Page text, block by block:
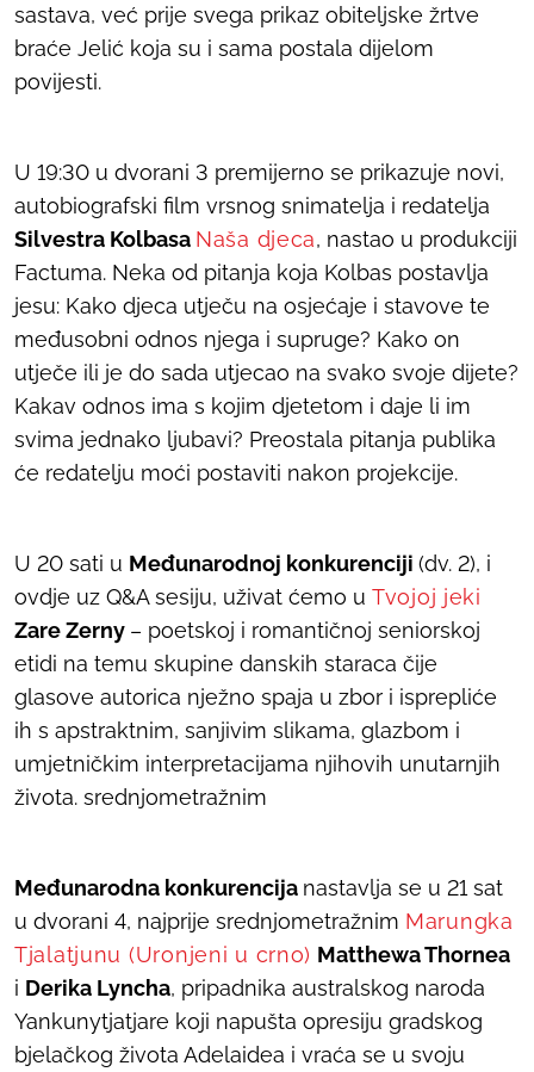
sastava, već prije svega prikaz obiteljske žrtve
braće Jelić koja su i sama postala dijelom
povijesti.
U 19:30 u dvorani 3 premijerno se prikazuje novi,
autobiografski film vrsnog snimatelja i redatelja
Silvestra Kolbasa Naša djeca, nastao u produkciji
Factuma. Neka od pitanja koja Kolbas postavlja
jesu: Kako djeca utječu na osjećaje i stavove te
međusobni odnos njega i supruge? Kako on
utječe ili je do sada utjecao na svako svoje dijete?
Kakav odnos ima s kojim djetetom i daje li im
svima jednako ljubavi? Preostala pitanja publika
će redatelju moći postaviti nakon projekcije.
U 20 sati u Međunarodnoj konkurenciji (dv. 2), i
ovdje uz Q&A sesiju, uživat ćemo u Tvojoj jeki
Zare Zerny – poetskoj i romantičnoj seniorskoj
etidi na temu skupine danskih staraca čije
glasove autorica nježno spaja u zbor i isprepliće
ih s apstraktnim, sanjivim slikama, glazbom i
umjetničkim interpretacijama njihovih unutarnjih
života. srednjometražnim
Međunarodna konkurencija nastavlja se u 21 sat
u dvorani 4, najprije srednjometražnim Marungka
Tjalatjunu (Uronjeni u crno) Matthewa Thornea
i Derika Lyncha, pripadnika australskog naroda
Yankunytjatjare koji napušta opresiju gradskog
bjelačkog života Adelaidea i vraća se u svoju